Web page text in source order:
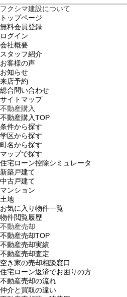
フクシマ建設について
トップページ
無料会員登録
ログイン
会社概要
スタッフ紹介
お客様の声
お知らせ
来店予約
総合問い合わせ
サイトマップ
不動産購入
不動産購入TOP
条件から探す
学区から探す
町名から探す
マップで探す
住宅ローン控除シミュレータ
新築戸建て
中古戸建て
マンション
土地
お気に入り物件一覧
物件閲覧履歴
不動産売却
不動産売却TOP
不動産売却実績
不動産売却査定
空き家の売却相談窓口
住宅ローン返済でお困りの方
不動産売却の流れ
仲介と買取の違い